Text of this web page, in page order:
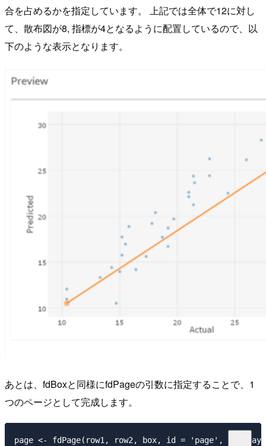
合を占めるかを指定しています。 上記では全体で12に対し
て、散布図が8, 指標が4となるように配置しているので、以
下のような表示となります。
あとは、fdBoxと同様にfdPageの引数に指定することで、1
つのページとして完成します。
page <- fdPage(row1, row2, box, id = 'page',